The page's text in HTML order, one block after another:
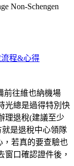
Non-Schengen
流程&心得
前往維也納機場
光總是過得特別快
理退稅(建議至少
是退稅中心領隊
，若真的要查驗也
窗口確認證件後，